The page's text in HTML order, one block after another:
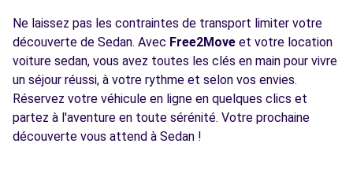
Ne laissez pas les contraintes de transport limiter votre
découverte de Sedan. Avec Free2Move et votre location
voiture sedan, vous avez toutes les clés en main pour vivre
un séjour réussi, à votre rythme et selon vos envies.
Réservez votre véhicule en ligne en quelques clics et
partez à l'aventure en toute sérénité. Votre prochaine
découverte vous attend à Sedan !